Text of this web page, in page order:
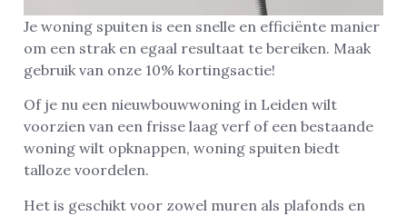
Je woning spuiten is een snelle en efficiënte manier
om een strak en egaal resultaat te bereiken. Maak
gebruik van onze 10% kortingsactie!
Of je nu een nieuwbouwwoning in Leiden wilt
voorzien van een frisse laag verf of een bestaande
woning wilt opknappen, woning spuiten biedt
talloze voordelen.
Het is geschikt voor zowel muren als plafonds en